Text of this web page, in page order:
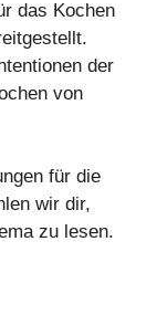
das Kochen
der
von
für die
wir dir,
zu lesen.